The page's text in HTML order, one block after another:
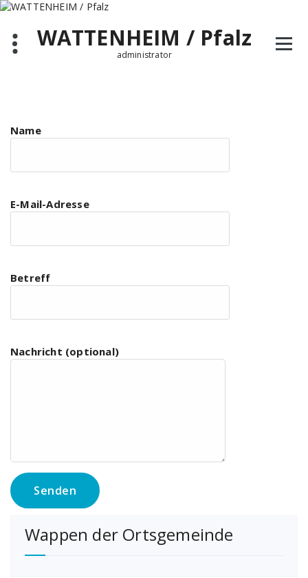
Zum
springenWATTENHEIM / Pfalz
administrator
Name
E-Mail-Adresse
Betreff
Nachricht (optional)
Wappen der Ortsgemeinde